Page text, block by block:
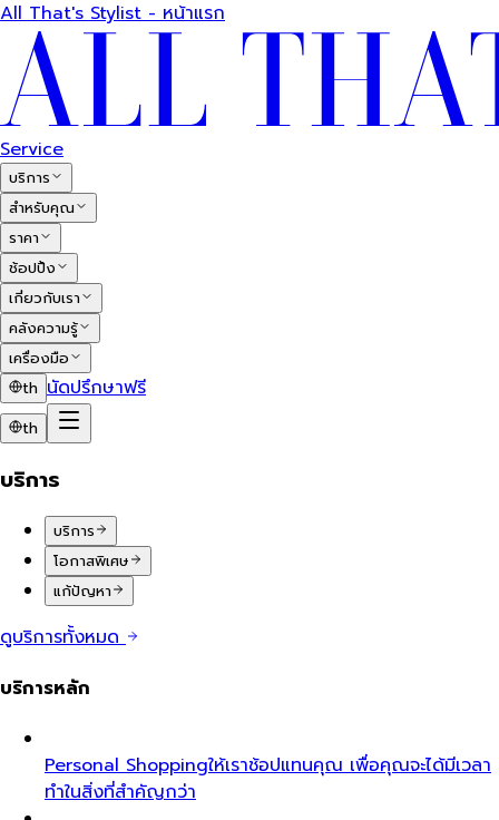
All That's Stylist - หน้าแรก
Service
บริการ
สำหรับคุณ
ราคา
ช้อปปิ้ง
เกี่ยวกับเรา
คลังความรู้
เครื่องมือ
th นัดปรึกษาฟรี
th
บริการ
บริการ
โอกาสพิเศษ
แก้ปัญหา
ดูบริการทั้งหมด
บริการหลัก
Personal Shoppingให้เราช้อปแทนคุณ เพื่อคุณจะได้มีเวลา
ทำในสิ่งที่สำคัญกว่า